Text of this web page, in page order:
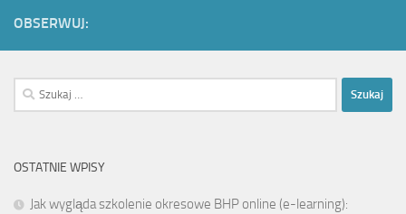
OBSERWUJ:
Szukaj:
OSTATNIE WPISY
Jak wygląda szkolenie okresowe BHP online (e-learning):